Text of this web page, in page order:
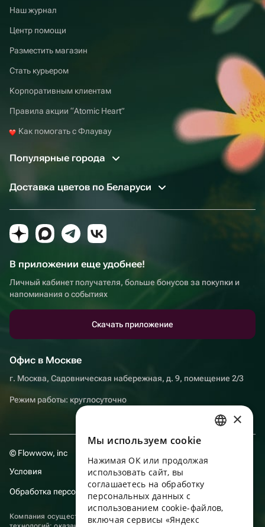
Наш журнал
Центр помощи
Разместить магазин
Стать курьером
Корпоративным клиентам
Правила акции “Atomic Heart”
Как помогать с Флаувау
Популярные города
Доставка цветов по Беларуси
В приложении еще удобнее!
Личный кабинет получателя, больше бонусов за покупки и
напоминания о событиях
Скачать приложение
Офис в Москве
г. Москва, Садовническая набережная, д. 9, помещение 2/3
Режим работы: круглосуточно
© Flowwow, inc
Условия
Обработка персональных данных
Компания осуществляет деятельность в области информационных
ENGLISH
UKRAINIAN
PORTUGUESE
×
Мы используем сookie
Нажимая ОК или продолжая
использовать сайт, вы
соглашаетесь на обработку
персональных данных с
использованием cookie-файлов,
включая сервисы «Яндекс